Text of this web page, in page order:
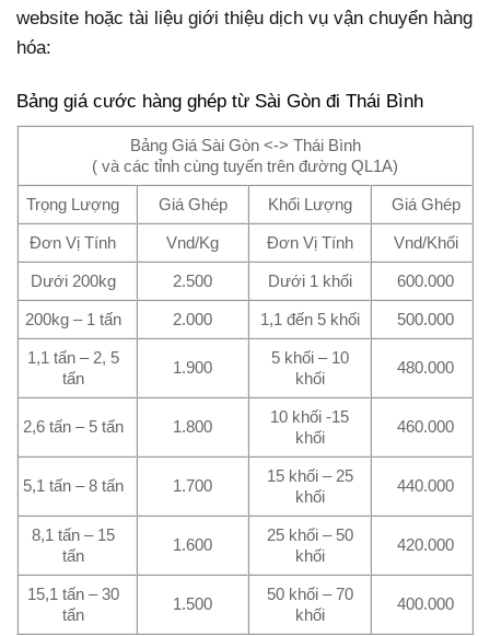
website hoặc tài liệu giới thiệu dịch vụ vận chuyển hàng
hóa:
Bảng giá cước hàng ghép từ Sài Gòn đi Thái Bình
Bảng Giá Sài Gòn <-> Thái Bình
( và các tỉnh cùng tuyến trên đường QL1A)
Trọng Lượng Giá Ghép Khối Lượng Giá Ghép
Đơn Vị Tính Vnd/Kg Đơn Vị Tính Vnd/Khối
Dưới 200kg 2.500 Dưới 1 khối 600.000
200kg – 1 tấn 2.000 1,1 đến 5 khối 500.000
1,1 tấn – 2, 5
tấn
1.900
5 khối – 10
khối
480.000
2,6 tấn – 5 tấn 1.800
10 khối -15
khối
460.000
5,1 tấn – 8 tấn 1.700
15 khối – 25
khối
440.000
8,1 tấn – 15
tấn
1.600
25 khối – 50
khối
420.000
15,1 tấn – 30
tấn
1.500
50 khối – 70
khối
400.000